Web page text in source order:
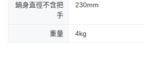
鍋身直徑不含把
手
230mm
重量 4kg